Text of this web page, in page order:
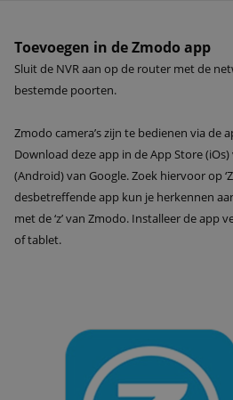
Toevoegen in de Zmodo app
Sluit de NVR aan op de router met de
bestemde poorten.
Zmodo camera’s zijn te bedienen via de
Download deze app in de App Store
(Android) van Google. Zoek hiervoor op
desbetreffende app kun je herkennen
met de ‘z’ van Zmodo. Installeer de app
of tablet.